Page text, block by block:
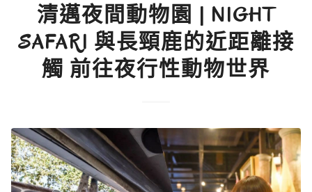
清邁夜間動物園 | NIGHT
SAFARI 與長頸鹿的近距離接
觸 前往夜行性動物世界